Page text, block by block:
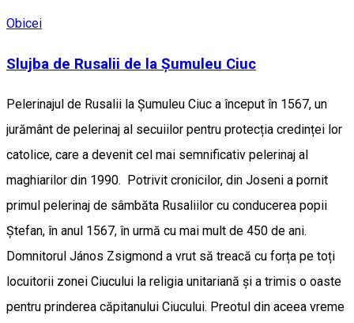
Obicei
Slujba de Rusalii de la Şumuleu Ciuc
Pelerinajul de Rusalii la Șumuleu Ciuc a început în 1567, un
jurământ de pelerinaj al secuiilor pentru protecția credinței lor
catolice, care a devenit cel mai semnificativ pelerinaj al
maghiarilor din 1990. Potrivit cronicilor, din Joseni a pornit
primul pelerinaj de sâmbăta Rusaliilor cu conducerea popii
Ștefan, în anul 1567, în urmă cu mai mult de 450 de ani.
Domnitorul János Zsigmond a vrut să treacă cu forța pe toți
locuitorii zonei Ciucului la religia unitariană și a trimis o oaste
pentru prinderea căpitanului Ciucului. Preotul din aceea vreme